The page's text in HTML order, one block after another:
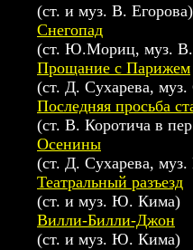
(ст. и муз. В. Егорова)
Снегопад
(ст. Ю.Мориц, муз. В.
Прощание с Парижем
(ст. Д. Сухарева,
Последняя просьба
(ст. В. Коротича в
Осенины
(ст. Д. Сухарева, муз.
Театральный разъезд
(ст. и муз. Ю. Кима)
Вилли-Билли-Джон
(ст. и муз. Ю. Кима)